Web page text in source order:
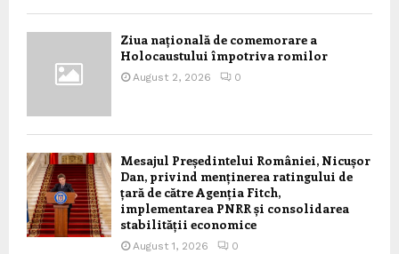
Ziua națională de comemorare a
Holocaustului împotriva romilor
August 2, 2026 0
Mesajul Președintelui României, Nicușor
Dan, privind menținerea ratingului de
țară de către Agenția Fitch,
implementarea PNRR și consolidarea
stabilității economice
August 1, 2026 0